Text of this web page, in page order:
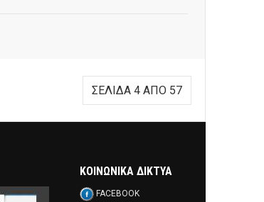
ΣΕΛΊΔΑ 4 ΑΠΌ 57
ΚΟΙΝΩΝΙΚΑ ΔΙΚΤΥΑ
FACEBOOK